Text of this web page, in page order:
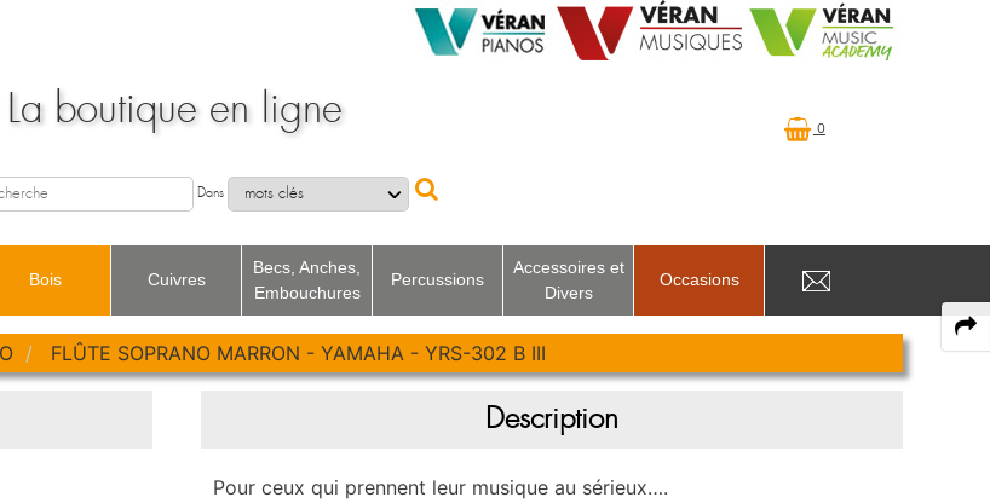
La boutique en ligne
Dans
0
Bois Cuivres
Becs, Anches,
Embouchures
Percussions
Accessoires et
Divers
Occasions
FLÛTE SOPRANO MARRON - YAMAHA - YRS-302 B III
Description
Pour ceux qui prennent leur musique au sérieux….